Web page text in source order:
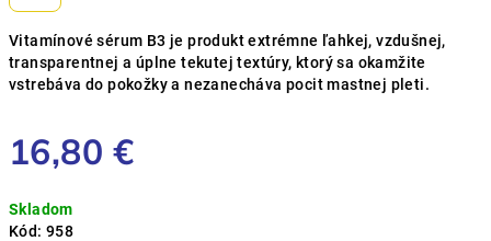
Vitamínové sérum B3 je produkt extrémne ľahkej, vzdušnej,
transparentnej a úplne tekutej textúry, ktorý sa okamžite
vstrebáva do pokožky a nezanecháva pocit mastnej pleti.
16,80 €
cena:
Skladom
Kód: 958